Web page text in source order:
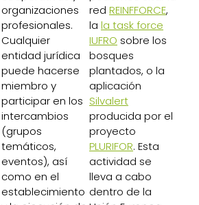
organizaciones
profesionales.
Cualquier
entidad jurídica
puede hacerse
miembro y
participar en los
intercambios
(grupos
temáticos,
eventos), así
como en el
establecimiento
red REINFFORCE,
la la task force
IUFRO sobre los
bosques
plantados, o la
aplicación
Silvalert
producida por el
proyecto
PLURIFOR. Esta
actividad se
lleva a cabo
dentro de la